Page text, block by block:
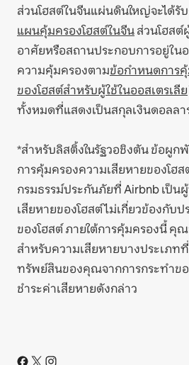
ส่วนโฮสต์ในจีนแผ่นดินใหญ่จะได้รั
แผนคุ้มครองโฮสต์ในจีนส่วนโฮส
อาศัยหรือสถานประกอบการอยู่ในอ
ความคุ้มครองตามข้อกำหนดการ
ของโฮสต์สำหรับผู้ใช้ในออสเตรเลีย
ทั้งหมดที่แสดงเป็นสกุลเงินดอลลา
*สำหรับลิสติ้งในรัฐวอชิงตัน ข้อผู
การคุ้มครองความเสียหายของโฮส
กรมธรรม์ประกันภัยที่ Airbnb เป็น
เสียหายของโฮสต์ไม่เกี่ยวข้องกับ
ของโฮสต์ ภายใต้การคุ้มครองนี้ คุณ
สำหรับความเสียหายบางประเภ
ทรัพย์สินของคุณจากการกระทำขอ
ชำระค่าเสียหายดังกล่าว